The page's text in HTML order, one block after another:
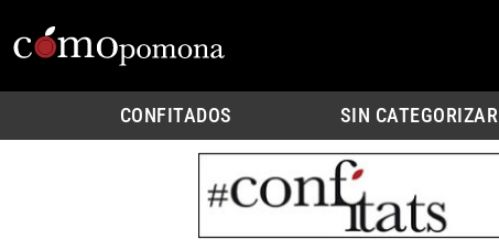
CONFITADOS SIN CATEGORIZAR